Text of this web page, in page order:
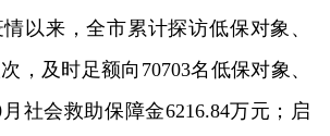
以来，全市累计探访低保对象、
，及时足额向70703名低保对象、
社会救助保障金6216.84万元；启